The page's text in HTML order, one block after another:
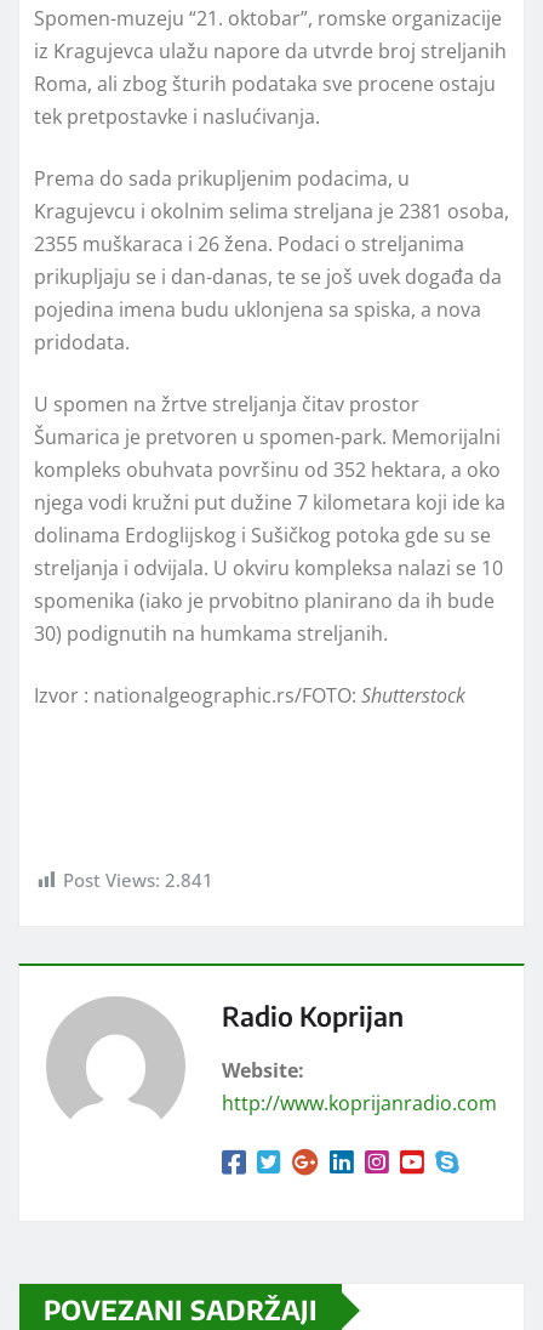
Spomen-muzeju “21. oktobar”, romske organizacije
iz Kragujevca ulažu napore da utvrde broj streljanih
Roma, ali zbog šturih podataka sve procene ostaju
tek pretpostavke i naslućivanja.
Prema do sada prikupljenim podacima, u
Kragujevcu i okolnim selima streljana je 2381 osoba,
2355 muškaraca i 26 žena. Podaci o streljanima
prikupljaju se i dan-danas, te se još uvek događa da
pojedina imena budu uklonjena sa spiska, a nova
pridodata.
U spomen na žrtve streljanja čitav prostor
Šumarica je pretvoren u spomen-park. Memorijalni
kompleks obuhvata površinu od 352 hektara, a oko
njega vodi kružni put dužine 7 kilometara koji ide ka
dolinama Erdoglijskog i Sušičkog potoka gde su se
streljanja i odvijala. U okviru kompleksa nalazi se 10
spomenika (iako je prvobitno planirano da ih bude
30) podignutih na humkama streljanih.
Izvor : nationalgeographic.rs/FOTO: Shutterstock
Post Views: 2.841
Radio Koprijan
Website:
http://www.koprijanradio.com
POVEZANI SADRŽAJI